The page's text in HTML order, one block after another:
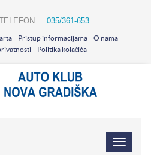
TELEFON 035/361-653
Pristup informacijama
O nama
Politika kolačića